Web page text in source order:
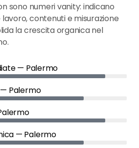
sono numeri vanity: indicano
contenuti e misurazione
la crescita organica nel
— Palermo
Palermo
— Palermo